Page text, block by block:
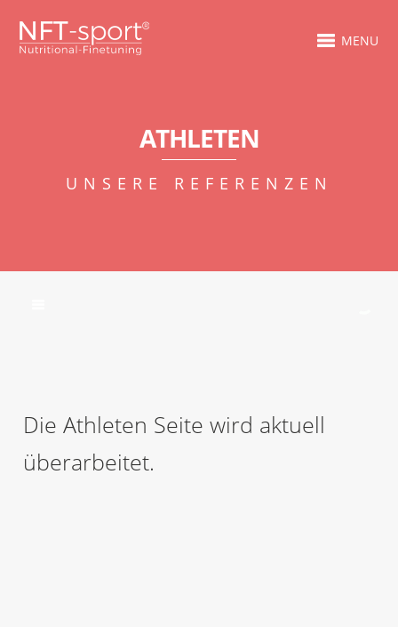
MENU
ATHLETEN
UNSERE REFERENZEN
Die Athleten Seite wird aktuell
überarbeitet.